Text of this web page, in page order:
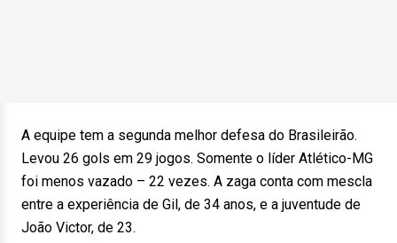
A equipe tem a segunda melhor defesa do Brasileirão.
Levou 26 gols em 29 jogos. Somente o líder Atlético-MG
foi menos vazado – 22 vezes. A zaga conta com mescla
entre a experiência de Gil, de 34 anos, e a juventude de
João Victor, de 23.